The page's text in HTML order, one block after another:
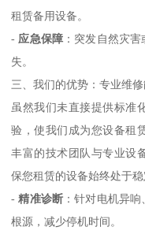
租赁备用设备。
- 应急保障 ：突发自然灾
失。
三、我们的优势：专业维
虽然我们未直接提供标准
验，使我们成为您设备租
丰富的技术团队与专业设
保您租赁的设备始终处于
-精准诊断 ：针对电机异
根源，减少停机时间。